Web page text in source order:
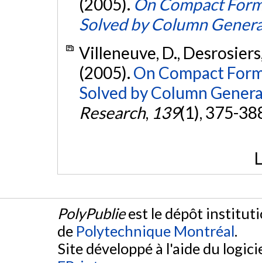
Solved by Column
Villeneuve, D.,
(2005). On Compact
Solved by Column
Research, 139(1), 375-
PolyPublieest le dépôt
de Polytechnique Montréal.
Site développé à l'aide du